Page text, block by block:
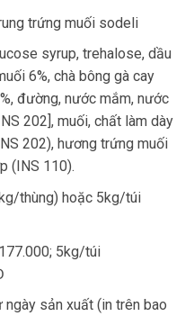
trứng muối sodeli
syrup, trehalose, dầu
6%, chà bông gà cay
đường, nước mắm, nước
202], muối, chất làm dày
202), hương trứng muối
(INS 110).
thùng) hoặc 5kg/túi
5kg/túi
ngày sản xuất (in trên bao